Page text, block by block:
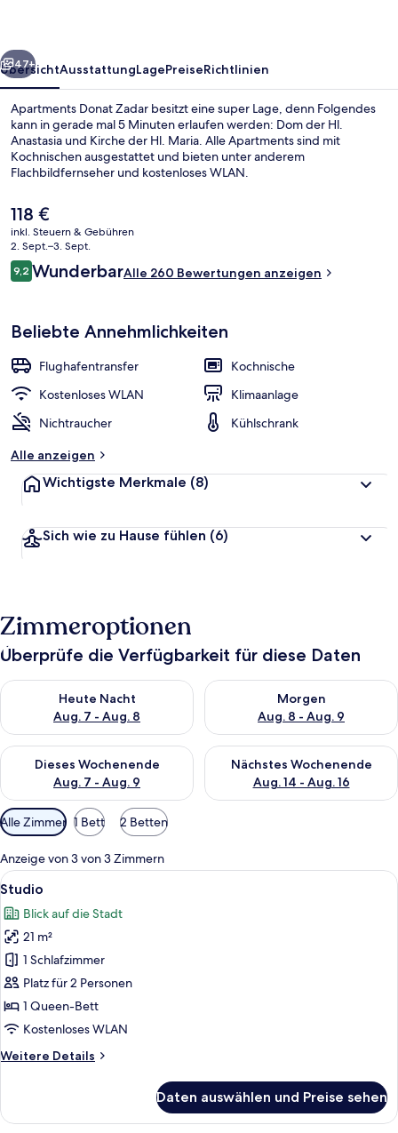
Weiter
47+
ÜbersichtAusstattungLagePreiseRichtlinien
Apartments Donat Zadar besitzt eine super Lage, denn Folgendes
kann in gerade mal 5 Minuten erlaufen werden: Dom der Hl.
Anastasia und Kirche der Hl. Maria. Alle Apartments sind mit
Kochnischen ausgestattet und bieten unter anderem
Flachbildfernseher und kostenloses WLAN.
Der
aktuelle
Preis
beträgt
118 €.
118 €
inkl. Steuern & Gebühren
2. Sept.–3. Sept.
Bewertungen
9,29,2 von 10.
WunderbarAlle 260 Bewertungen anzeigen
Beliebte Annehmlichkeiten
Flughafentransfer
Kochnische
Kostenloses WLAN
Klimaanlage
Nichtraucher
Kühlschrank
Alle anzeigen
Wichtigste Merkmale (8)
Sich wie zu Hause fühlen (6)
Zimmeroptionen
Überprüfe die Verfügbarkeit für diese Daten
Heute Nacht
Aug. 7 - Aug. 8
Überprüfe die Verfügbarkeit für heute Nacht, Aug. 7 - Aug. 8.
Morgen
Aug. 8 - Aug. 9
Überprüfe die Verfügbarkeit
Dieses Wochenende
Aug. 7 - Aug. 9
Überprüfe die Verfügbarkeit für dieses Wochenende, Aug. 7
Nächstes Wochenende
Aug. 14 - Aug. 16
Überprüfe die Verfügbarkeit
Verfügbare
Filter
für
Zimmer
Alle Zimmer 1 Bett 2 Betten
Anzeige von 3 von 3 Zimmern
Alle
Fotos
für
Studio
anzeigen
Ein modernes Schlafzimmer mit
23
Studio
Blick auf die Stadt
21 m²
1 Schlafzimmer
Platz für 2 Personen
1 Queen-Bett
Kostenloses WLAN
Weitere Details
Weitere
Daten auswählen und Preise sehen